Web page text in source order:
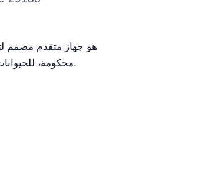
محكومة، للحيوانات الأليفة. تصنيع الفولاذ المقاوم للصدأ 304# المتين وميزات التحكم البيئي يجعله مثالياً للرعاية المركّزة في الإعدادات السريرية.